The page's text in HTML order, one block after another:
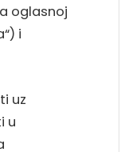
oglasnoj
i
uz
u